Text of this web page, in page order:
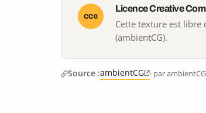
CC0
Licence Creative
Cette texture est
(ambientCG).
Source :ambientCG · par ambientCG